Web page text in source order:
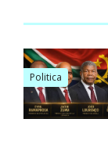
Politica